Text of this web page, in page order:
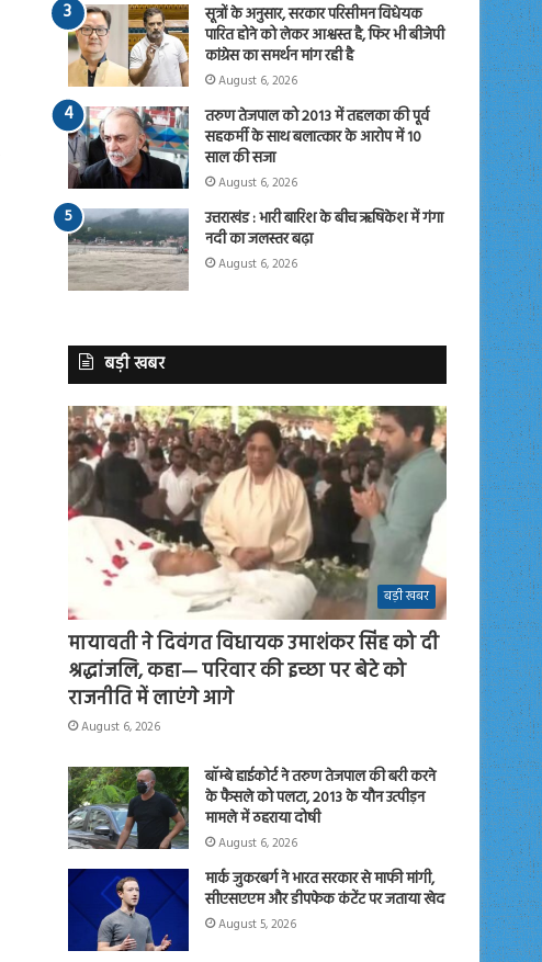
सूत्रों के अनुसार, सरकार परिसीमन विधेयक
पारित होने को लेकर आश्वस्त है, फिर भी बीजेपी
कांग्रेस का समर्थन मांग रही है
August 6, 2026
तरुण तेजपाल को 2013 में तहलका की पूर्व
सहकर्मी के साथ बलात्कार के आरोप में 10
साल की सजा
August 6, 2026
उत्तराखंड : भारी बारिश के बीच ऋषिकेश में गंगा
नदी का जलस्तर बढ़ा
August 6, 2026
बड़ी खबर
बड़ी खबर
मायावती ने दिवंगत विधायक उमाशंकर सिंह को दी
श्रद्धांजलि, कहा— परिवार की इच्छा पर बेटे को
राजनीति में लाएंगे आगे
August 6, 2026
बॉम्बे हाईकोर्ट ने तरुण तेजपाल की बरी करने
के फैसले को पलटा, 2013 के यौन उत्पीड़न
मामले में ठहराया दोषी
August 6, 2026
मार्क जुकरबर्ग ने भारत सरकार से माफी मांगी,
सीएसएएम और डीपफेक कंटेंट पर जताया खेद
August 5, 2026